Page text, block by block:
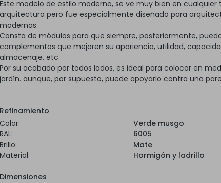
Este modelo de estilo moderno, se ve muy bien en cualquier
arquitectura pero fue especialmente diseñado para
modernas.
Consta de módulos para que siempre, posteriormente,
complementos que mejoren su apariencia, utilidad,
almacenaje, etc.
Por su acabado por todos lados, es ideal para colocar en
jardín. aunque, por supuesto, puede apoyarlo contra una
Refinamiento
Color:
Verde musgo
RAL:
6005
Brillo:
Mate
Material:
Hormigón y ladrillo
Dimensiones